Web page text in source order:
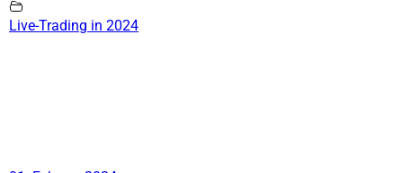
Live-Trading in 2024